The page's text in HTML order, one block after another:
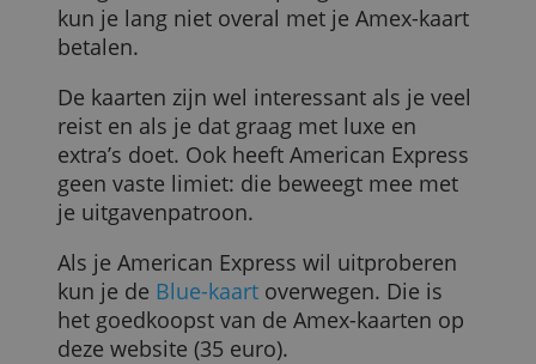
Hello Kredietkaart 2.500,00 euro 27,00 euro
Belfius Mastercard Gold 2.500,00 euro 50,16 euro
Over deze test
We vergeleken hier alleen gewone,
particuliere kredietkaarten. Geen
kaarten, prepaids of speciale kaarten
voor studenten.
Het is duidelijk afwegen wanneer je een